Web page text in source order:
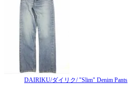
DAIRIKU/ダイリク/ "Slim" Denim Pants